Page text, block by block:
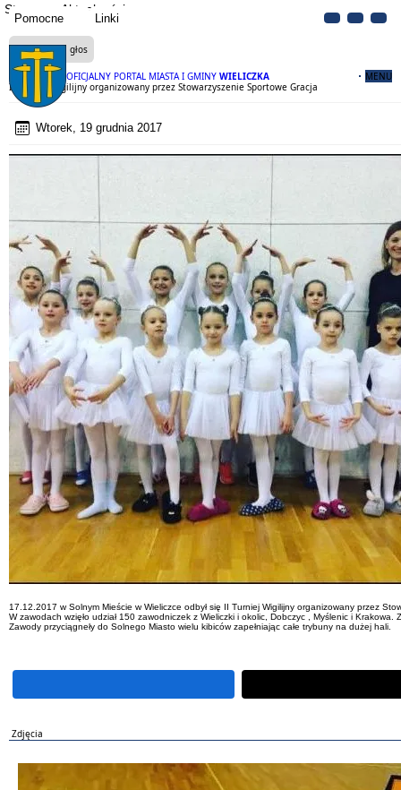
Pomocne Linki
OFICJALNY PORTAL MIASTA I GMINY WIELICZKA MENU
Strona Aktualności
Czytaj na głos
II Turniej Wigilijny organizowany przez Stowarzyszenie Sportowe Gracja
Wtorek, 19 grudnia 2017
17.12.2017 w Solnym Mieście w Wieliczce odbył się II Turniej Wigilijny organizowany przez
W zawodach wzięło udział 150 zawodniczek z Wieliczki i okolic, Dobczyc , Myślenic i
Zawody przyciągneły do Solnego Miasto wielu kibiców zapełniając całe trybuny na dużej hali.
Zdjęcia